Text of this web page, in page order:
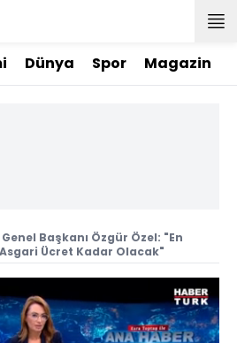
Dünya Spor Magazin
Genel Başkanı Özgür Özel: "En
Asgari Ücret Kadar Olacak"